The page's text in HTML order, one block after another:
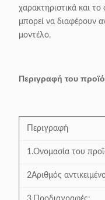
χαρακτηριστικά και
μπορεί να διαφέρουν
μοντέλο.
Περιγραφή του
Περιγραφή
1.Ονομασία του
2Αριθμός